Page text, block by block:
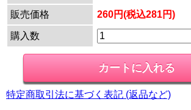
販売価格
260円(税込281円)
購入数
特定商取引法に基づく表記 (返品など)